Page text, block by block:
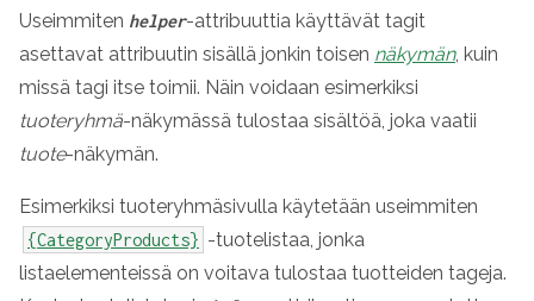
Useimmiten helper-attribuuttia käyttävät tagit
asettavat attribuutin sisällä jonkin toisen näkymän, kuin
missä tagi itse toimii. Näin voidaan esimerkiksi
tuoteryhmä-näkymässä tulostaa sisältöä, joka vaatii
tuote-näkymän.
Esimerkiksi tuoteryhmäsivulla käytetään useimmiten
{CategoryProducts} -tuotelistaa, jonka
listaelementeissä on voitava tulostaa tuotteiden tageja.